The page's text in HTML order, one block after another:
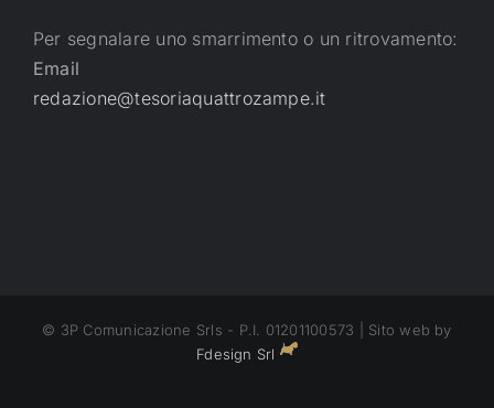
Per segnalare uno smarrimento o un ritrovamento:
Email
redazione@tesoriaquattrozampe.it
© 3P Comunicazione Srls - P.I. 01201100573 | Sito web by
Fdesign Srl